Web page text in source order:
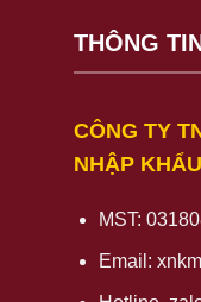
THÔNG
CÔNG TY
NHẬP
MST:
Email: